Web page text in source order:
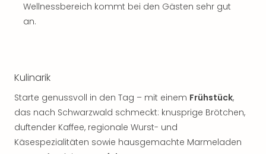
Wellnessbereich kommt bei den Gästen sehr gut
an.
Kulinarik
Starte genussvoll in den Tag – mit einem Frühstück,
das nach Schwarzwald schmeckt: knusprige Brötchen,
duftender Kaffee, regionale Wurst- und
Käsespezialitäten sowie hausgemachte Marmeladen